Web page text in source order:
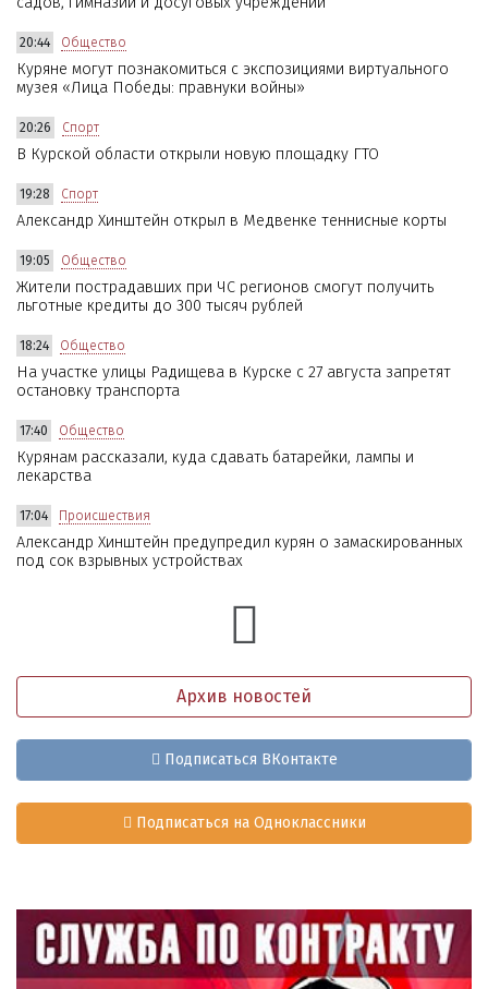
20:44 Общество
Куряне могут познакомиться с экспозициями виртуального
музея «Лица Победы: правнуки войны»
20:26 Спорт
В Курской области открыли новую площадку ГТО
19:28 Спорт
Александр Хинштейн открыл в Медвенке теннисные корты
19:05 Общество
Жители пострадавших при ЧС регионов смогут получить
льготные кредиты до 300 тысяч рублей
18:24 Общество
На участке улицы Радищева в Курске с 27 августа запретят
остановку транспорта
17:40 Общество
Курянам рассказали, куда сдавать батарейки, лампы и
лекарства
17:04 Происшествия
Александр Хинштейн предупредил курян о замаскированных
под сок взрывных устройствах
Архив новостей
Подписаться ВКонтакте
Подписаться на Одноклассники